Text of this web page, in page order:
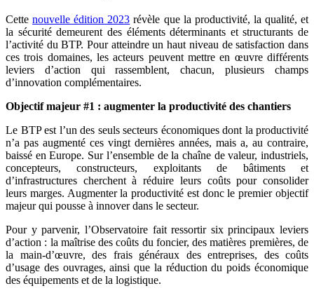
Cettenouvelle édition 2023 révèle que la productivité, la qualité, et
la sécurité demeurent des éléments déterminants et structurants de
l’activité du BTP. Pour atteindre un haut niveau de satisfaction dans
ces trois domaines, les acteurs peuvent mettre en œuvre différents
leviers d’action qui rassemblent, chacun, plusieurs champs
d’innovation complémentaires.
Objectif majeur #1 : augmenter la productivité des chantiers
Le BTP est l’un des seuls secteurs économiques dont la productivité
n’a pas augmenté ces vingt dernières années, mais a, au contraire,
baissé en Europe. Sur l’ensemble de la chaîne de valeur, industriels,
concepteurs, constructeurs, exploitants de bâtiments et
d’infrastructures cherchent à réduire leurs coûts pour consolider
leurs marges. Augmenter la productivité est donc le premier objectif
majeur qui pousse à innover dans le secteur.
Pour y parvenir, l’Observatoire fait ressortir six principaux leviers
d’action : la maîtrise des coûts du foncier, des matières premières, de
la main-d’œuvre, des frais généraux des entreprises, des coûts
d’usage des ouvrages, ainsi que la réduction du poids économique
des équipements et de la logistique.